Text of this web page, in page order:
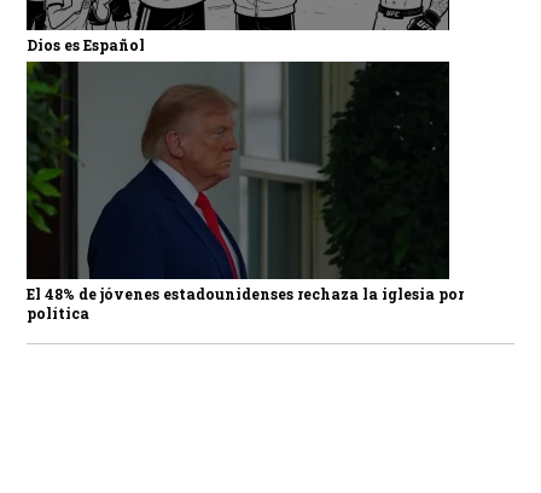
Dios es Español
El 48% de jóvenes estadounidenses rechaza la iglesia por
política